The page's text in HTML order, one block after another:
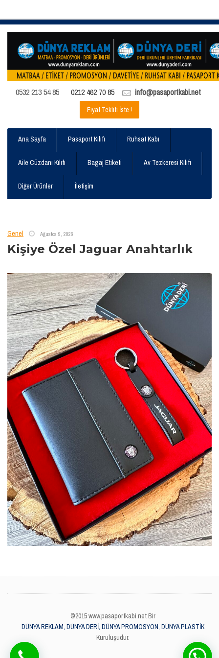
0532 213 54 85 0212 462 70 85 info@pasaportkabi.net
Fiyat Teklifi İste !
Ana Sayfa Pasaport Kılıfı Ruhsat Kabı
Aile Cüzdanı Kılıfı Bagaj Etiketi Av Tezkeresi Kılıfı
Diğer Ürünler İletişim
Genel Ağustos 9, 2026
Kişiye Özel Jaguar Anahtarlık
©2015 www.pasaportkabi.net Bir
DÜNYA REKLAM, DÜNYA DERİ, DÜNYA PROMOSYON, DÜNYA PLASTİK
Kuruluşudur.